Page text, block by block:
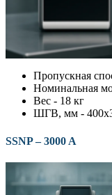
Пропускная
Номинальная
Вес - 18 кг
ШГВ, мм -
SSNP – 3000 A